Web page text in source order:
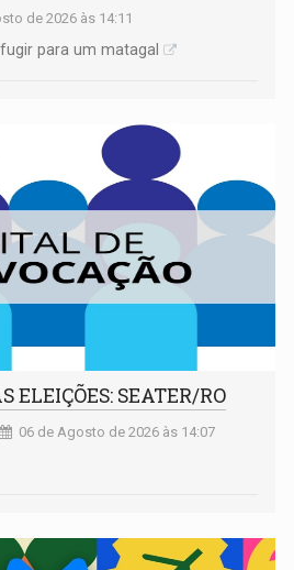
de 2026 às 14:11
para um matagal
ELEIÇÕES: SEATER/RO
06 de Agosto de 2026 às 14:07